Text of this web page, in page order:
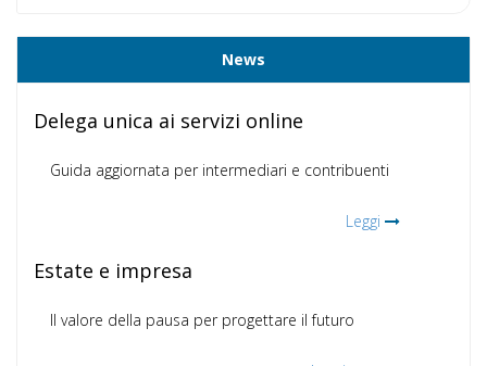
News
Delega unica ai servizi online
Guida aggiornata per intermediari e contribuenti
Leggi
Estate e impresa
Il valore della pausa per progettare il futuro